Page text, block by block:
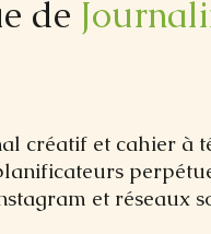
de
créatif et cahier à
et réseaux